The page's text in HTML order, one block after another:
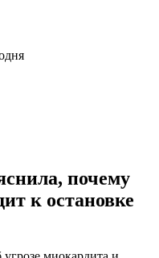
почему
к остановке